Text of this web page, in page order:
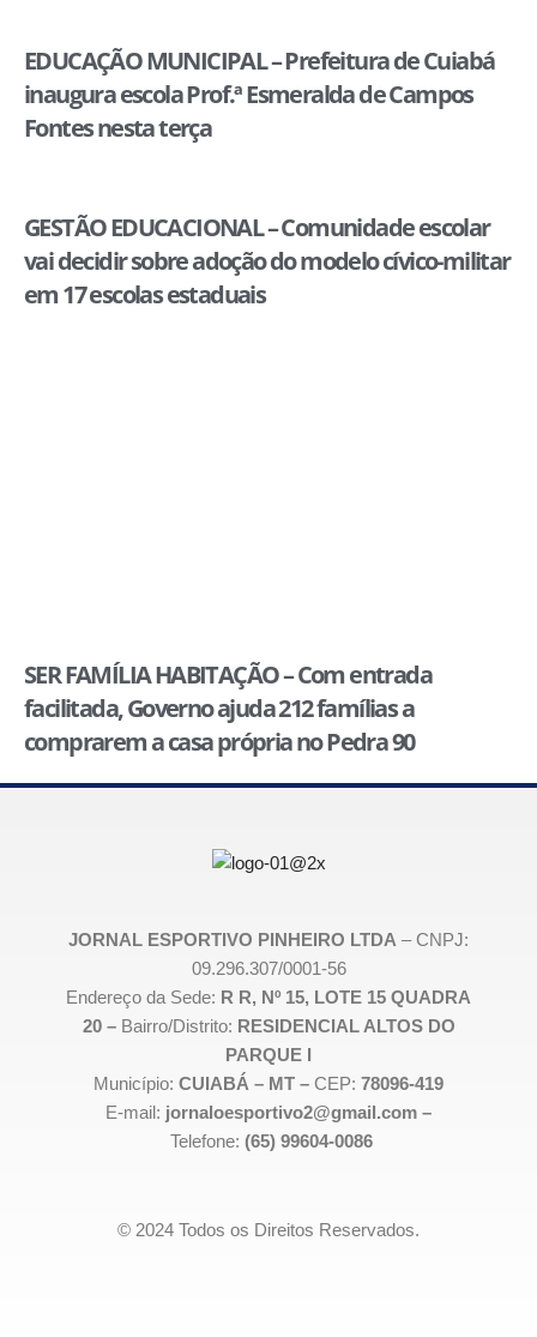
EDUCAÇÃO MUNICIPAL – Prefeitura de Cuiabá
inaugura escola Prof.ª Esmeralda de Campos
Fontes nesta terça
GESTÃO EDUCACIONAL – Comunidade escolar
vai decidir sobre adoção do modelo cívico-militar
em 17 escolas estaduais
SER FAMÍLIA HABITAÇÃO – Com entrada
facilitada, Governo ajuda 212 famílias a
comprarem a casa própria no Pedra 90
JORNAL ESPORTIVO PINHEIRO LTDA – CNPJ:
09.296.307/0001-56
Endereço da Sede: R R, Nº 15, LOTE 15 QUADRA
20 – Bairro/Distrito: RESIDENCIAL ALTOS DO
PARQUE I
Município: CUIABÁ – MT – CEP: 78096-419
E-mail: jornaloesportivo2@gmail.com –
Telefone: (65) 99604-0086
© 2024 Todos os Direitos Reservados.